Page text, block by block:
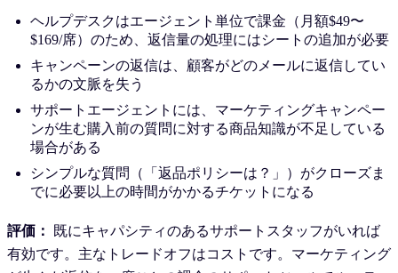
ヘルプデスクはエージェント単位で課金（月額$49〜
$169/席）のため、返信量の処理にはシートの追加が必要
キャンペーンの返信は、顧客がどのメールに返信してい
るかの文脈を失う
サポートエージェントには、マーケティングキャンペー
ンが生む購入前の質問に対する商品知識が不足している
場合がある
シンプルな質問（「返品ポリシーは？」）がクローズま
でに必要以上の時間がかかるチケットになる
評価：
既にキャパシティのあるサポートスタッフがいれば
有効です。主なトレードオフはコストです。マーケティング